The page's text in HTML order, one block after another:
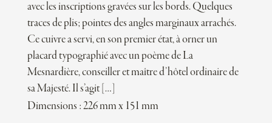
avec les inscriptions gravées sur les bords. Quelques
traces de plis; pointes des angles marginaux arrachés.
Ce cuivre a servi, en son premier état, à orner un
placard typographié avec un poème de La
Mesnardière, conseiller et maître d’hôtel ordinaire de
sa Majesté. Il s’agit […]
Dimensions : 226 mm x 151 mm